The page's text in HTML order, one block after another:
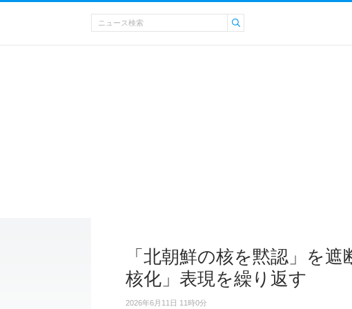
「北朝鮮の核を黙認」を
核化」表現を繰り返す
2026年6月11日 11時0分